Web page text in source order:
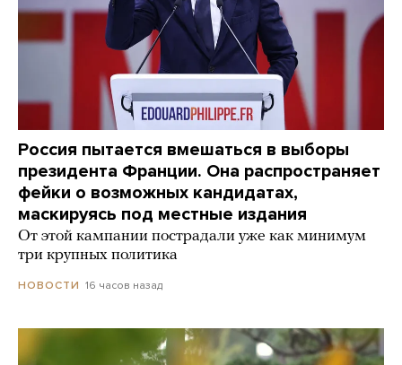
Россия пытается вмешаться в выборы
президента Франции. Она распространяет
фейки о возможных кандидатах,
маскируясь под местные издания
От этой кампании пострадали уже как минимум
три крупных политика
НОВОСТИ 16 часов назад